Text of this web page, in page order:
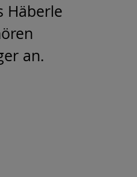
Häberle
an.